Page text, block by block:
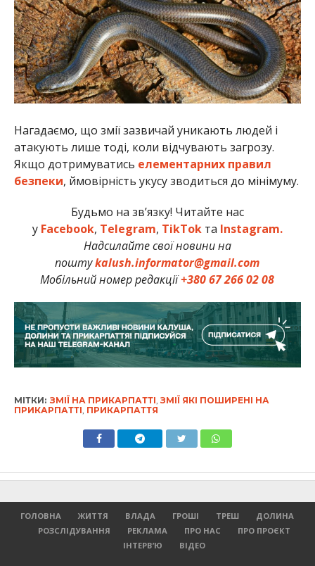
Нагадаємо, що змії зазвичай уникають людей і
атакують лише тоді, коли відчувають загрозу.
Якщо дотримуватись елементарних правил
безпеки, ймовірність укусу зводиться до мінімуму.
Будьмо на зв’язку! Читайте нас
у Facebook, Telegram, TikTokта Instagram.
Надсилайте свої новини на
поштуkalush.informator@gmail.com
Мобільний номер редакції+380 67 266 02 08
МІТКИ: ЗМІЇ НА ПРИКАРПАТТІ, ЗМІЇ ЯКІ ПОШИРЕНІ НА
ПРИКАРПАТТІ, ПРИКАРПАТТЯ
ГОЛОВНА ЖИТТЯ ВЛАДА ГРОШІ ТРЕШ
ДОЛИНА
РОЗСЛІДУВАННЯ
РЕКЛАМА ПРО НАС
ПРО ПРОЄКТ
ІНТЕРВ’Ю
ВІДЕО